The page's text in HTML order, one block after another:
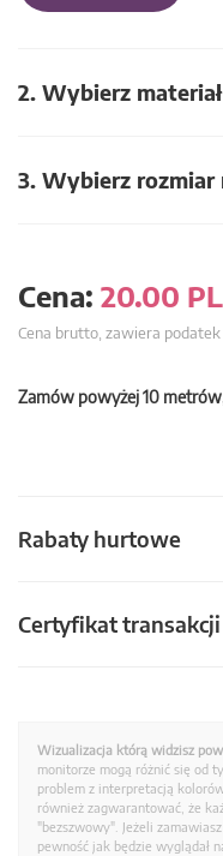
2. Wybierz materiał
3. Wybierz rozmiar
Cena: 20.00
Cena brutto, zawiera podatek
Zamów powyżej 10
Rabaty hurtowe
Certyfikat transakcji
Wizualizacja którą widzisz
monitorze mogą różnić się od
problem z interpretacją
również zagwarantować, że
"bezszwowy". Jeżeli
pewność jak będzie wyglądał